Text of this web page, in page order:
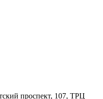
проспект, 107, ТРЦ